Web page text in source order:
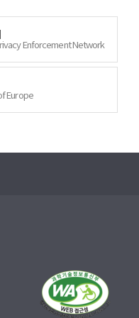
Enforcement Network
Europe